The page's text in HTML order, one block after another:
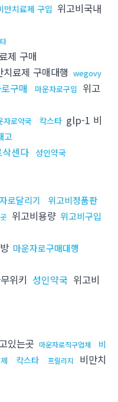
만치료제 구입 위고비국내
제 구매
치료제 구매대행 wegovy
구매 마운자로구입
위고
자로약국 칵스타 glp-1 비
고
센다 성인약국
로달리기
위고비정품판
위고비용량 위고비구입
마운자로구매대행
위키 성인약국 위고비
있는곳 마운자로직구업체
비
칵스타 프릴리지
비만치